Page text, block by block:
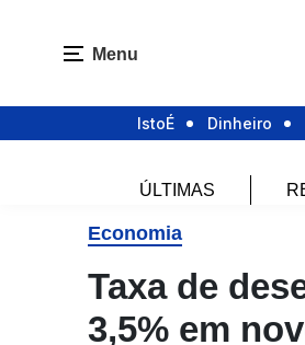
Menu
IstoÉ Dinheiro
ÚLTIMAS
Economia
Taxa de
3,5% em